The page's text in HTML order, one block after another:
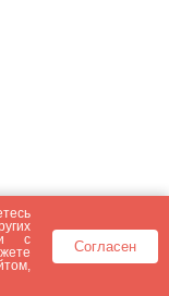
с
Согласен